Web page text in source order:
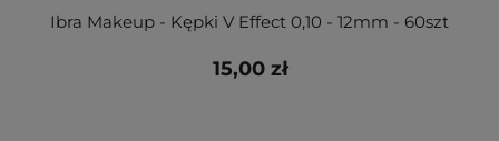
Ibra Makeup - Kępki V Effect 0,10 - 12mm - 60szt
15,00 zł